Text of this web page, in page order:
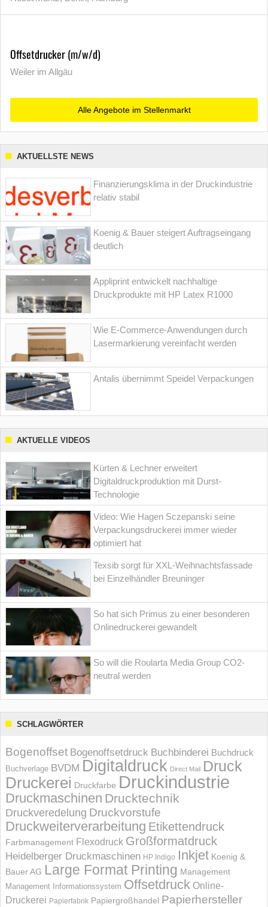
Offsetdrucker (m/w/d)
Weiler im Allgäu
Alle Angebote im Stellenmarkt
AKTUELLSTE NEWS
Finanzierungsklima in der Druckindustrie
relativ stabil
Koenig & Bauer steigert Auftragseingang
deutlich
Appliprint entwickelt nachhaltige
Druckprodukte mit HP Latex R1000
Wie E-Commerce-Anwendungen durch
Lasermarkierung vereinfacht werden
Antalis übernimmt Speidel Verpackungen
AKTUELLE VIDEOS
Kürten & Lechner erweitert
Digitaldruckproduktion mit Durst-
Technologie
Video: Wie Hagen Sczepanski seine
Verpackungsdruckerei immer wieder
optimiert hat
Texsib sorgt für XXL-Weihnachtsfassade
bei Einzelhändler Breuninger
So hat sich Primus zu einer besonderen
Onlinedruckerei gewandelt
So will die Roularta Media Group CO2-
neutral werden
SCHLAGWÖRTER
Bogenoffset Bogenoffsetdruck Buchbinderei Buchdruck
Buchverlage BVDM Digitaldruck Direct Mail Druck
Druckerei Druckfarbe Druckindustrie
Druckmaschinen Drucktechnik
Druckveredelung Druckvorstufe
Druckweiterverarbeitung Etikettendruck
Farbmanagement Flexodruck Großformatdruck
Heidelberger Druckmaschinen HP Indigo Inkjet Koenig &
Bauer AG Large Format Printing Management
Management Informations­system Offsetdruck Online-
Druckerei Papierfabrik Papiergroßhandel Papierhersteller